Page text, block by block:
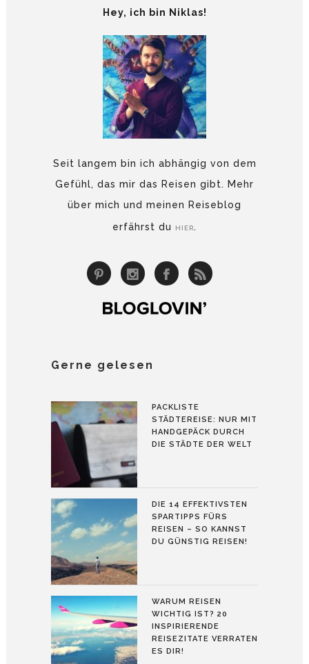
Hey, ich bin Niklas!
Seit langem bin ich abhängig von dem
Gefühl, das mir das Reisen gibt. Mehr
über mich und meinen Reiseblog
erfährst du
HIER.
Gerne gelesen
PACKLISTE
STÄDTEREISE: NUR MIT
HANDGEPÄCK DURCH
DIE STÄDTE DER WELT
DIE 14 EFFEKTIVSTEN
SPARTIPPS FÜRS
REISEN – SO KANNST
DU GÜNSTIG REISEN!
WARUM REISEN
WICHTIG IST? 20
INSPIRIERENDE
REISEZITATE VERRATEN
ES DIR!